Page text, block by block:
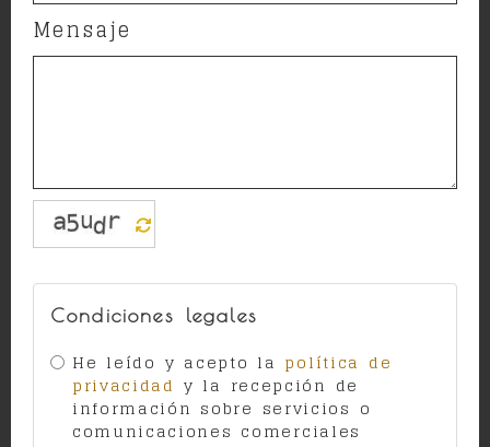
Mensaje
Condiciones legales
He leído y acepto la política de
privacidad y la recepción de
información sobre servicios o
comunicaciones comerciales